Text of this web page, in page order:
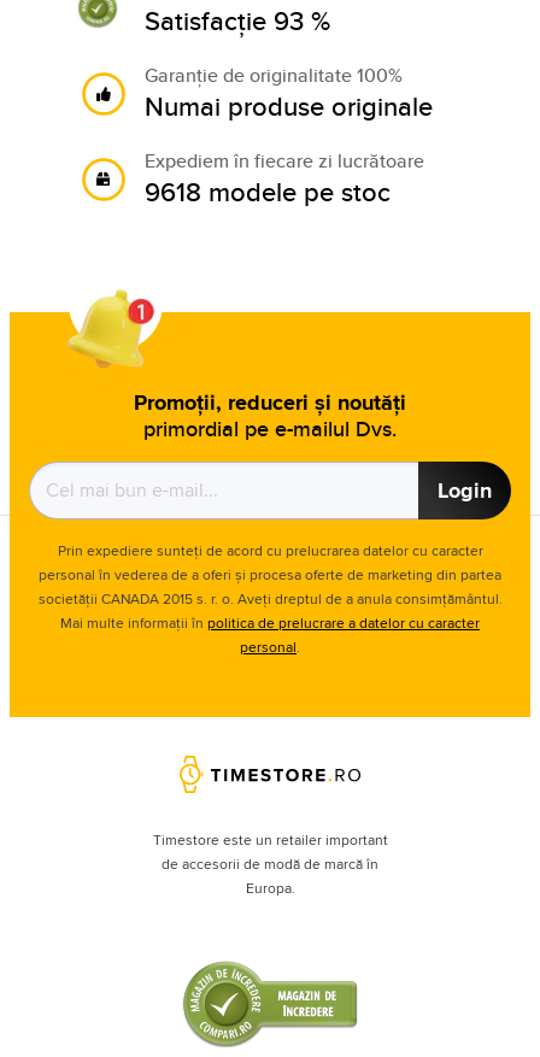
Satisfacție 93 %
Garanție de originalitate 100%
Numai produse originale
Expediem în fiecare zi lucrătoare
9618 modele pe stoc
Promoții, reduceri și noutăți
primordial pe e-mailul Dvs.
Login
Prin expediere sunteți de acord cu prelucrarea datelor cu caracter
personal în vederea de a oferi și procesa oferte de marketing din partea
societății CANADA 2015 s. r. o. Aveți dreptul de a anula consimțământul.
Mai multe informații în politica de prelucrare a datelor cu caracter
personal.
Timestore este un retailer important
de accesorii de modă de marcă în
Europa.